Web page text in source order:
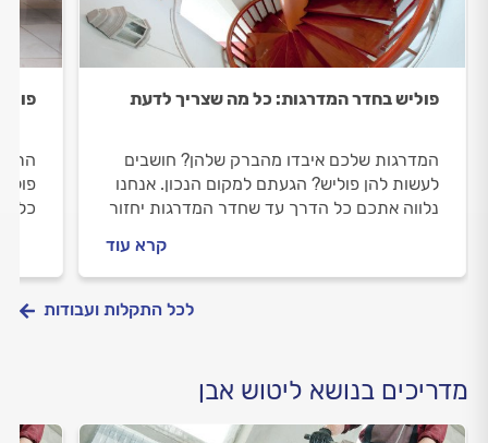
פוליש בחדר המדרגות: כל מה שצריך לדעת
המדרגות שלכם איבדו מהברק שלהן? חושבים
לעשות להן פוליש? הגעתם למקום הנכון. אנחנו
נלווה אתכם כל הדרך עד שחדר המדרגות יחזור
פוליש וכמה זה עולה? כל התשובות לפניכם.
קרא עוד
כל
לכל התקלות ועבודות
מדריכים בנושא ליטוש אבן